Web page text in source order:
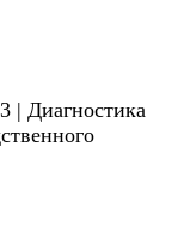
| Диагностика